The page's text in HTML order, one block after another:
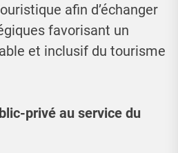
afin d’échanger
favorisant un
et inclusif du tourisme
privé au service du